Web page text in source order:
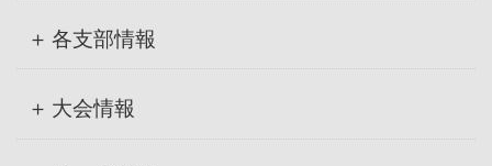
各支部情報
大会情報